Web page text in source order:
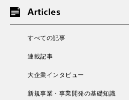
Articles
すべての記事
連載記事
大企業インタビュー
新規事業・事業開発の基礎知識